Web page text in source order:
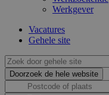
Werkgever
Vacatures
Gehele site